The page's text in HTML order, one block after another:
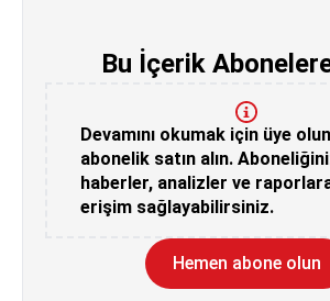
Bu İçerik
Devamını okumak için üye
abonelik satın alın.
haberler, analizler ve raporlara
erişim sağlayabilirsiniz.
Hemen abone olun